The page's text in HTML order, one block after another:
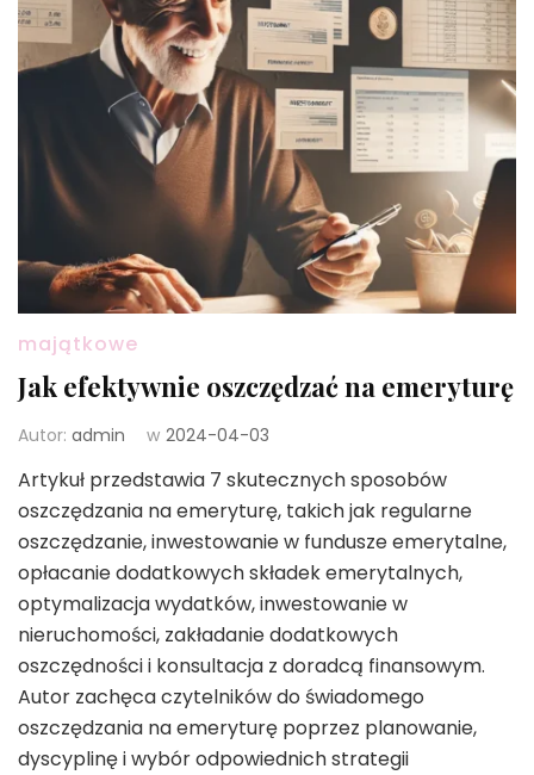
majątkowe
Jak efektywnie oszczędzać na emeryturę
Autor: admin w 2024-04-03
Artykuł przedstawia 7 skutecznych sposobów
oszczędzania na emeryturę, takich jak regularne
oszczędzanie, inwestowanie w fundusze emerytalne,
opłacanie dodatkowych składek emerytalnych,
optymalizacja wydatków, inwestowanie w
nieruchomości, zakładanie dodatkowych
oszczędności i konsultacja z doradcą finansowym.
Autor zachęca czytelników do świadomego
oszczędzania na emeryturę poprzez planowanie,
dyscyplinę i wybór odpowiednich strategii